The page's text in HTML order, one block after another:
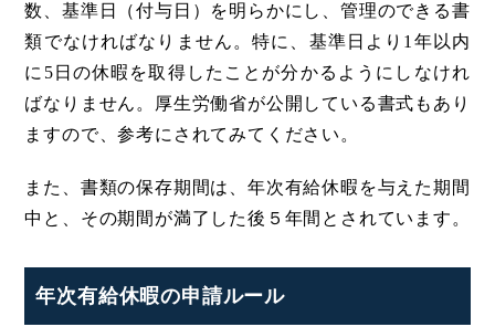
数、基準日（付与日）を明らかにし、管理のできる書
類でなければなりません。特に、基準日より1年以内
に5日の休暇を取得したことが分かるようにしなけれ
ばなりません。厚生労働省が公開している書式もあり
ますので、参考にされてみてください。
また、書類の保存期間は、年次有給休暇を与えた期間
中と、その期間が満了した後５年間とされています。
年次有給休暇の申請ルール